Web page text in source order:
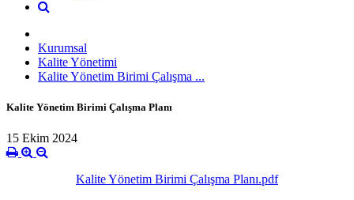
Kurumsal
Kalite Yönetimi
Kalite Yönetim Birimi Çalışma ...
Kalite Yönetim Birimi Çalışma Planı
15 Ekim 2024
Kalite Yönetim Birimi Çalışma Planı.pdf